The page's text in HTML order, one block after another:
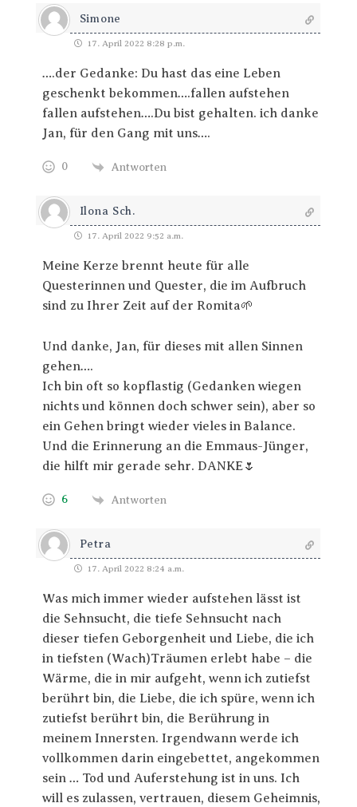
Simone
17. April 2022 8:28 p.m.
….der Gedanke: Du hast das eine Leben
geschenkt bekommen….fallen aufstehen
fallen aufstehen….Du bist gehalten. ich danke
Jan, für den Gang mit uns….
0 Antworten
Ilona Sch.
17. April 2022 9:52 a.m.
Meine Kerze brennt heute für alle
Questerinnen und Quester, die im Aufbruch
sind zu Ihrer Zeit auf der Romita🌱
Und danke, Jan, für dieses mit allen Sinnen
gehen….
Ich bin oft so kopflastig (Gedanken wiegen
nichts und können doch schwer sein), aber so
ein Gehen bringt wieder vieles in Balance.
Und die Erinnerung an die Emmaus-Jünger,
die hilft mir gerade sehr. DANKE🌷
6 Antworten
Petra
17. April 2022 8:24 a.m.
Was mich immer wieder aufstehen lässt ist
die Sehnsucht, die tiefe Sehnsucht nach
dieser tiefen Geborgenheit und Liebe, die ich
in tiefsten (Wach)Träumen erlebt habe – die
Wärme, die in mir aufgeht, wenn ich zutiefst
berührt bin, die Liebe, die ich spüre, wenn ich
zutiefst berührt bin, die Berührung in
meinem Innersten. Irgendwann werde ich
vollkommen darin eingebettet, angekommen
sein … Tod und Auferstehung ist in uns. Ich
will es zulassen, vertrauen, diesem Geheimnis,